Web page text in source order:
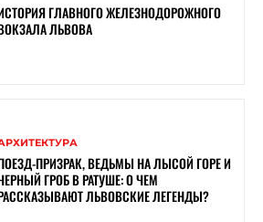
ГЛАВНОГО ЖЕЛЕЗНОДОРОЖНОГО
ЛЬВОВА
ПРИЗРАК, ВЕДЬМЫ НА ЛЫСОЙ ГОРЕ И
ГРОБ В РАТУШЕ: О ЧЕМ
ЛЬВОВСКИЕ ЛЕГЕНДЫ?